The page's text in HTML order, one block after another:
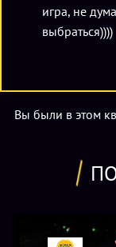
игра, не
выбраться))))
Вы были в этом